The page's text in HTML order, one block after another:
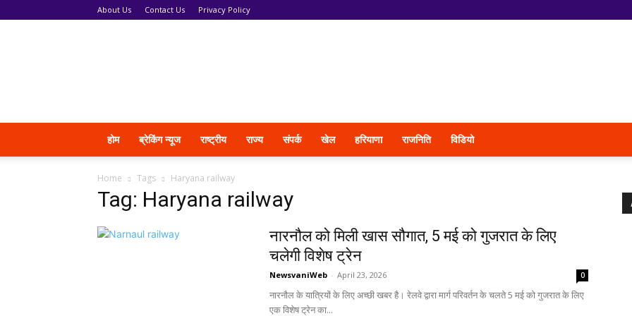
About Us Contact Us Privacy Policy
होम ब्रेकिंग न्यूज राष्ट्रीय राज्य संपर्क खेल हरियाणा राजनिति विडियो
Home Tags Haryana railway
Tag: Haryana railway
नारनौल को मिली खास सौगात, 5 मई को गुजरात के लिए
चलेगी विशेष ट्रेन
NewsvaniWeb - April 23, 2026 0
नारनौल के यात्रियों के लिए अच्छी खबर है। रेलवे द्वारा मार्ग परिवर्तन के चलते 5 मई को गुजरात के लिए
एक विशेष ट्रेन का...